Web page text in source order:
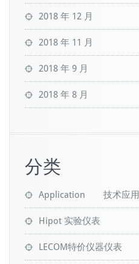
2018 年 12 月
2018 年 11 月
2018 年 9 月
2018 年 8 月
分类
Application 技术应用
Hipot 实验仪表
LECOM特价仪器仪表